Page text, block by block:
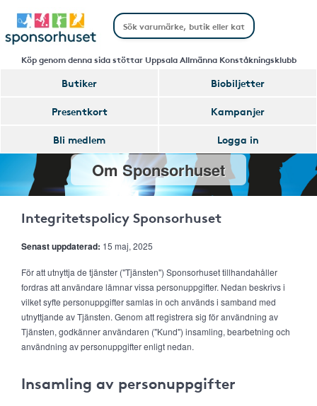
Köp genom denna sida stöttar Uppsala Allmänna Konståkningsklubb
Butiker
Biobiljetter
Presentkort
Kampanjer
Bli medlem
Logga in
Om Sponsorhuset
Integritetspolicy Sponsorhuset
Senast uppdaterad: 15 maj, 2025
För att utnyttja de tjänster ("Tjänsten") Sponsorhuset tillhandahåller
fordras att användare lämnar vissa personuppgifter. Nedan beskrivs i
vilket syfte personuppgifter samlas in och används i samband med
utnyttjande av Tjänsten. Genom att registrera sig för användning av
Tjänsten, godkänner användaren ("Kund") insamling, bearbetning och
användning av personuppgifter enligt nedan.
Insamling av personuppgifter